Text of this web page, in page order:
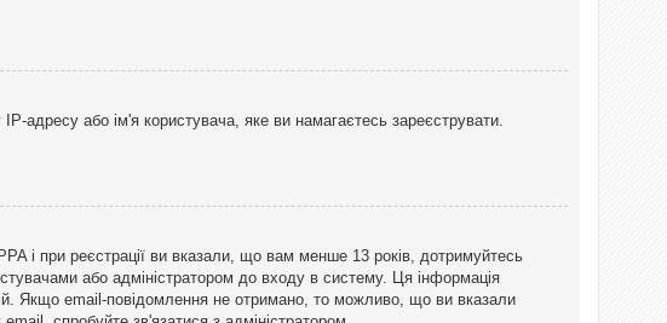
адресу або ім'я користувача, яке ви намагаєтесь зареєструвати.
і при реєстрації ви вказали, що вам менше 13 років, дотримуйтесь
або адміністратором до входу в систему. Ця інформація
Якщо email-повідомлення не отримано, то можливо, що ви вказали